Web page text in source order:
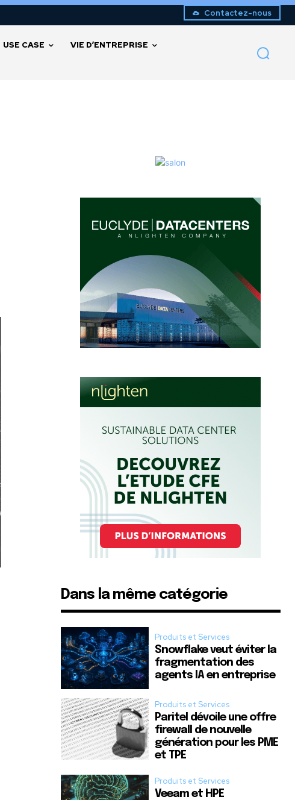
Contactez-nous
USE CASE
VIE D’ENTREPRISE
Dans la même catégorie
Produits et Services
Snowflake veut éviter la
fragmentation des
agents IA en entreprise
Produits et Services
Paritel dévoile une offre
firewall de nouvelle
génération pour les PME
et TPE
Produits et Services
Veeam et HPE